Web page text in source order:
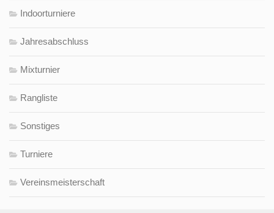
Indoorturniere
Jahresabschluss
Mixturnier
Rangliste
Sonstiges
Turniere
Vereinsmeisterschaft